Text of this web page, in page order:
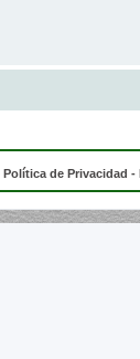
Política de Privacidad -